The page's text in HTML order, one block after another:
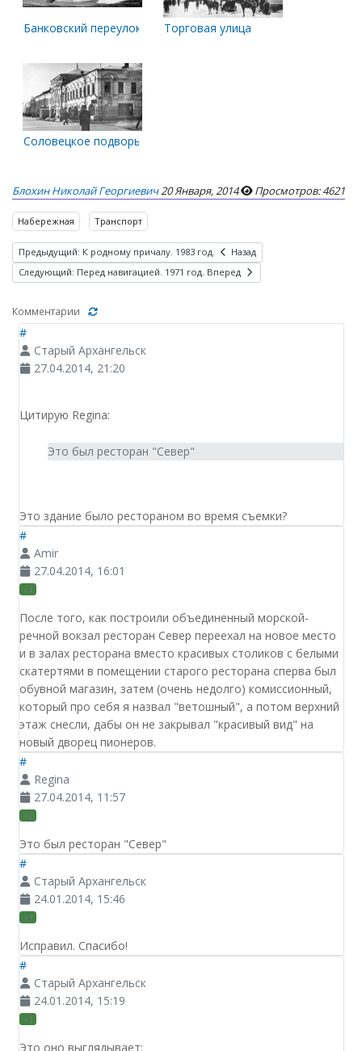
Банковский переулок. 1990-е годы
Торговая улица
Соловецкое подворье
Блохин Николай Георгиевич20 Января, 2014 Просмотров: 4621
Набережная Транспорт
Предыдущий: К родному причалу. 1983 год.
Назад
Следующий: Перед навигацией. 1971 год. Вперед
Комментарии
#
Старый Архангельск
27.04.2014, 21:20
Цитирую Regina:
Это был ресторан "Север"
Это здание было рестораном во время съемки?
#
Amir
27.04.2014, 16:01
+1
После того, как построили объединенный морской-
речной вокзал ресторан Север переехал на новое место
и в залах ресторана вместо красивых столиков с белыми
скатертями в помещении старого ресторана сперва был
обувной магазин, затем (очень недолго) комиссионный,
который про себя я назвал "ветошный", а потом верхний
этаж снесли, дабы он не закрывал "красивый вид" на
новый дворец пионеров.
#
Regina
27.04.2014, 11:57
+2
Это был ресторан "Север"
#
Старый Архангельск
24.01.2014, 15:46
+1
Исправил. Спасибо!
#
Старый Архангельск
24.01.2014, 15:19
+1
Это оно выглядывает: